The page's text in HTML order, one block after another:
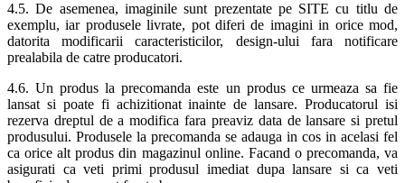
4.5. De asemenea, imaginile sunt prezentate pe SITE cu titlu de
exemplu, iar produsele livrate, pot diferi de imagini in orice mod,
datorita modificarii caracteristicilor, design-ului fara notificare
prealabila de catre producatori.
4.6. Un produs la precomanda este un produs ce urmeaza sa fie
lansat si poate fi achizitionat inainte de lansare. Producatorul isi
rezerva dreptul de a modifica fara preaviz data de lansare si pretul
produsului. Produsele la precomanda se adauga in cos in acelasi fel
ca orice alt produs din magazinul online. Facand o precomanda, va
asigurati ca veti primi produsul imediat dupa lansare si ca veti